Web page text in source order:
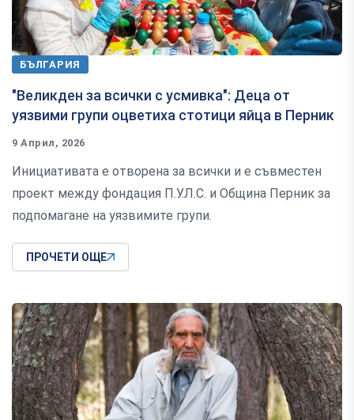
БЪЛГАРИЯ
"Великден за всички с усмивка": Деца от
уязвими групи оцветиха стотици яйца в Перник
9 Април, 2026
Инициативата е отворена за всички и е съвместен
проект между фондация П.У.Л.С. и Община Перник за
подпомагане на уязвимите групи.
ПРОЧЕТИ ОЩЕ